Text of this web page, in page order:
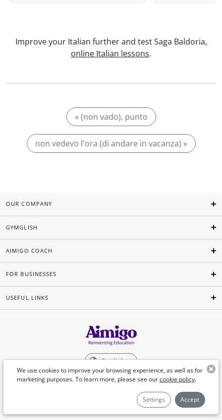
Improve your Italian further and test Saga Baldoria,
online Italian lessons.
« (non vado), punto
non vedevo l'ora (di andare in vacanza) »
We use cookies to improve your browsing experience, as well as for
marketing purposes. To learn more, please see ourcookie policy.
Settings Accept
OUR COMPANY
GYMGLISH
AIMIGO COACH
FOR BUSINESSES
USEFUL LINKS
English
©Aimigo 2026